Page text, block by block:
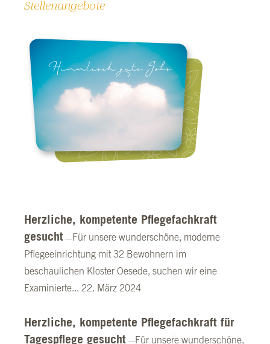
Stellenangebote
Herzliche, kompetente Pflegefachkraft
gesucht
Für unsere wunderschöne, moderne
Pflegeeinrichtung mit 32 Bewohnern im
beschaulichen Kloster Oesede, suchen wir eine
Examinierte... 22. März 2024
Herzliche, kompetente Pflegefachkraft für
Tagespflege gesucht
Für unsere wunderschöne,